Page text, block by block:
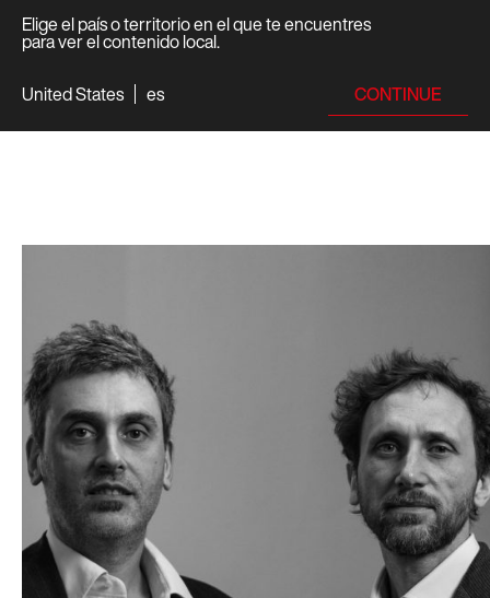
Elige el país o territorio en el que te encuentres
para ver el contenido local.
United States
es CONTINUE